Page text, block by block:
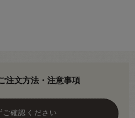
注文方法・注意事項
ご確認ください